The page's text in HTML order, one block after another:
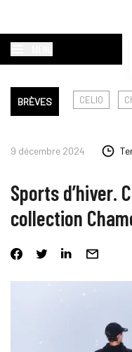
BRÈVES CELIO
9 décembre 2024
Sports d’hiver.
collection